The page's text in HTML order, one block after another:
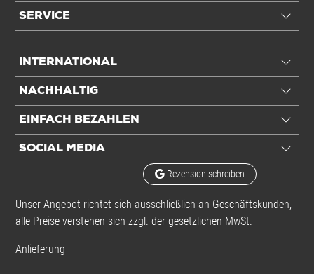
SERVICE
INTERNATIONAL
NACHHALTIG
EINFACH BEZAHLEN
SOCIAL MEDIA
Rezension schreiben
Unser Angebot richtet sich ausschließlich an Geschäftskunden,
alle Preise verstehen sich zzgl. der gesetzlichen MwSt.
Anlieferung